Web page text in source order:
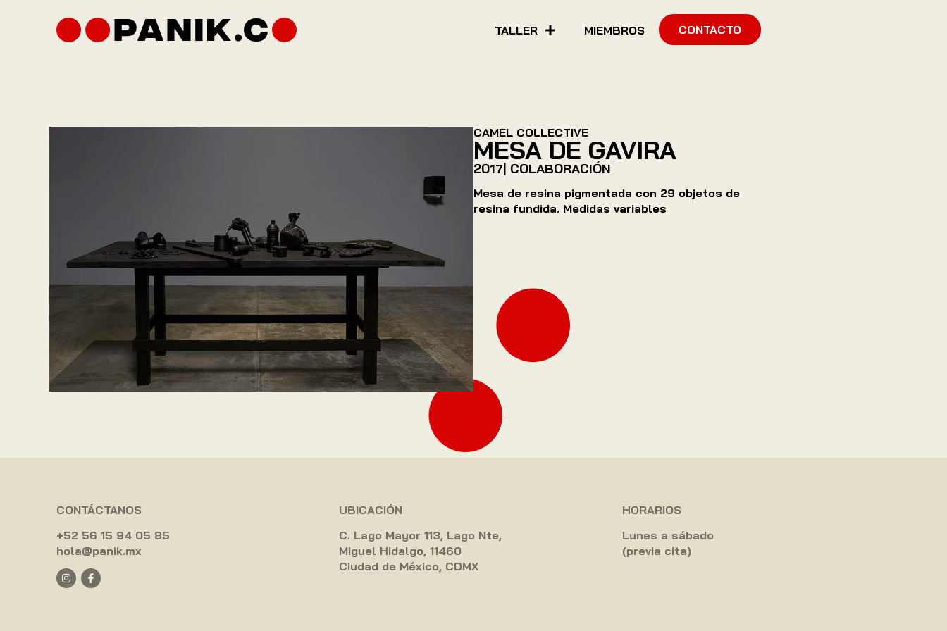
TALLER MIEMBROS CONTACTO
CAMEL COLLECTIVE
MESA DE GAVIRA
2017 | COLABORACIÓN
Mesa de resina pigmentada con 29 objetos de
resina fundida. Medidas variables
CONTÁCTANOS
+52 56 15 94 05 85
hola@panik.mx
UBICACIÓN
C. Lago Mayor 113, Lago Nte,
Miguel Hidalgo, 11460
Ciudad de México, CDMX
HORARIOS
Lunes a sábado
(previa cita)